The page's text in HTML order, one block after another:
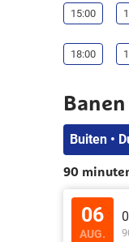
15:00
18:00
Banen
Buiten •
90
06
AUG.